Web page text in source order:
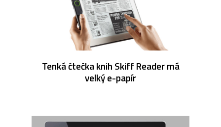
Tenká čtečka knih Skiff Reader má
velký e-papír